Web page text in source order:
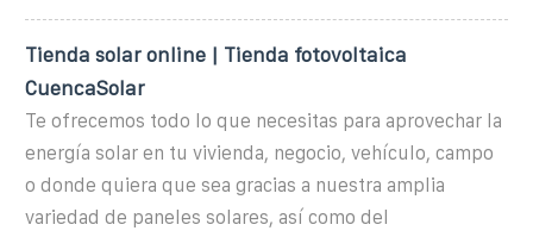
Tienda solar online | Tienda fotovoltaica
CuencaSolar
Te ofrecemos todo lo que necesitas para aprovechar la
energía solar en tu vivienda, negocio, vehículo, campo
o donde quiera que sea gracias a nuestra amplia
variedad de paneles solares, así como del